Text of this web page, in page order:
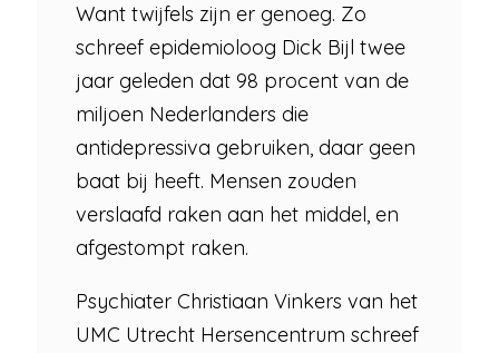
Want twijfels zijn er genoeg. Zo
schreef epidemioloog Dick Bijl twee
jaar geleden dat 98 procent van de
miljoen Nederlanders die
antidepressiva gebruiken, daar geen
baat bij heeft. Mensen zouden
verslaafd raken aan het middel, en
afgestompt raken.
Psychiater Christiaan Vinkers van het
UMC Utrecht Hersencentrum schreef